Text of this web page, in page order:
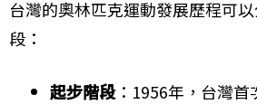
台灣的奧林匹克運動發展歷程可
段：
起步階段：1956年，台灣首